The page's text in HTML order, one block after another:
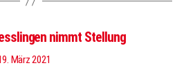
nimmt Stellung
März 2021